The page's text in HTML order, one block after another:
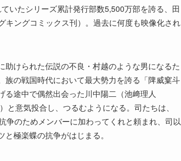
いたシリーズ累計発行部数5,500万部を誇る、田
キングコミックス刊）。過去に何度も映像化され
けられた伝説の不良・村越のような男になるた
の戦国時代において最大勢力を誇る「陴威窠⽃
途中で偶然出会った川中陽二（池﨑理人
と意気投合し、つるむようになる。司たちは、
争のためメンバーに加わってくれと頼まれ、司以
極楽蝶の抗争がはじまる。